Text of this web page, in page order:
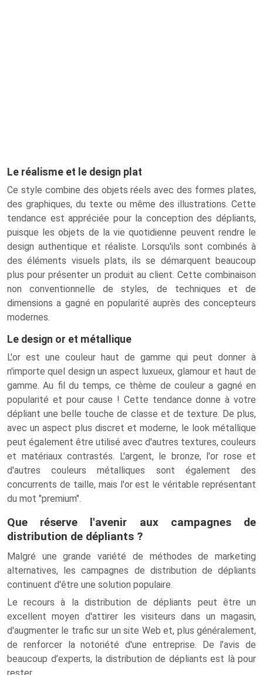
Le réalisme et le design plat
Ce style combine des objets réels avec des formes plates,
des graphiques, du texte ou même des illustrations. Cette
tendance est appréciée pour la conception des dépliants,
puisque les objets de la vie quotidienne peuvent rendre le
design authentique et réaliste. Lorsqu'ils sont combinés à
des éléments visuels plats, ils se démarquent beaucoup
plus pour présenter un produit au client. Cette combinaison
non conventionnelle de styles, de techniques et de
dimensions a gagné en popularité auprès des concepteurs
modernes.
Le design or et métallique
L'or est une couleur haut de gamme qui peut donner à
n'importe quel design un aspect luxueux, glamour et haut de
gamme. Au fil du temps, ce thème de couleur a gagné en
popularité et pour cause ! Cette tendance donne à votre
dépliant une belle touche de classe et de texture. De plus,
avec un aspect plus discret et moderne, le look métallique
peut également être utilisé avec d'autres textures, couleurs
et matériaux contrastés. L'argent, le bronze, l'or rose et
d'autres couleurs métalliques sont également des
concurrents de taille, mais l'or est le véritable représentant
du mot "premium".
Que réserve l'avenir aux campagnes de
distribution de dépliants ?
Malgré une grande variété de méthodes de marketing
alternatives, les campagnes de distribution de dépliants
continuent d'être une solution populaire.
Le recours à la distribution de dépliants peut être un
excellent moyen d'attirer les visiteurs dans un magasin,
d'augmenter le trafic sur un site Web et, plus généralement,
de renforcer la notoriété d'une entreprise. De l’avis de
beaucoup d’experts, la distribution de dépliants est là pour